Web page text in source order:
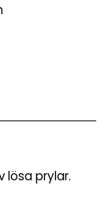
lösa prylar.